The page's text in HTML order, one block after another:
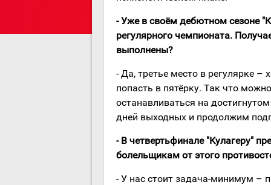
- Уже в своём дебютном сезоне
регулярного чемпионата.
выполнены?
- Да, третье место в регулярке
попасть в пятёрку. Так что
останавливаться на
дней выходных и продолжим
- В четвертьфинале "Кулагеру"
болельщикам от этого
- У нас стоит задача-минимум –